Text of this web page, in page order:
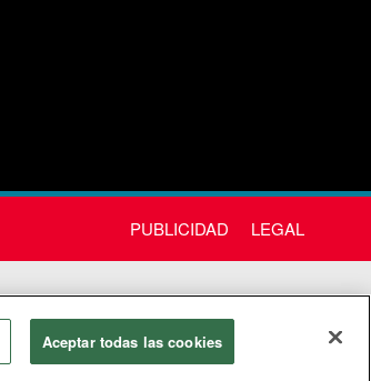
PUBLICIDAD LEGAL
Aceptar todas las cookies